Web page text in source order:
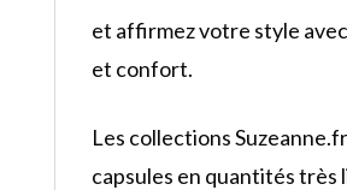
et affirmez votre style
et confort.
Les collections
capsules en quantités très